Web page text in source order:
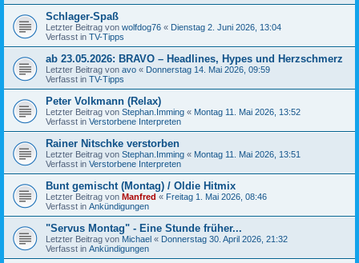
Schlager-Spaß
Letzter Beitrag von wolfdog76 « Dienstag 2. Juni 2026, 13:04
Verfasst in TV-Tipps
ab 23.05.2026: BRAVO – Headlines, Hypes und Herzschmerz
Letzter Beitrag von avo « Donnerstag 14. Mai 2026, 09:59
Verfasst in TV-Tipps
Peter Volkmann (Relax)
Letzter Beitrag von Stephan.Imming « Montag 11. Mai 2026, 13:52
Verfasst in Verstorbene Interpreten
Rainer Nitschke verstorben
Letzter Beitrag von Stephan.Imming « Montag 11. Mai 2026, 13:51
Verfasst in Verstorbene Interpreten
Bunt gemischt (Montag) / Oldie Hitmix
Letzter Beitrag von Manfred « Freitag 1. Mai 2026, 08:46
Verfasst in Ankündigungen
"Servus Montag" - Eine Stunde früher...
Letzter Beitrag von Michael « Donnerstag 30. April 2026, 21:32
Verfasst in Ankündigungen